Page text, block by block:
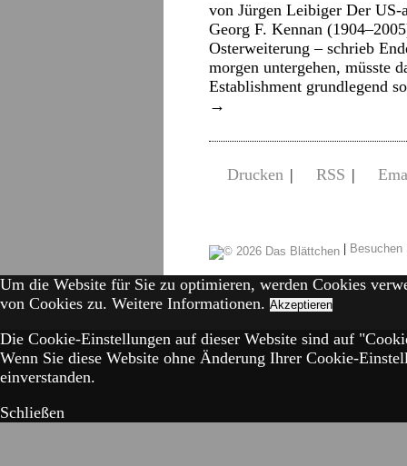
von Jürgen Leibiger Der
Georg F. Kennan
Osterweiterung – schrieb
morgen untergehen, müsste
Establishment grundlegend
→
Drucken | RSS |
|
Um die Website für Sie zu optimieren, werden Cookies
von Cookies zu. Weitere Informationen. Akzeptieren
Die Cookie-Einstellungen auf dieser Website sind auf
Wenn Sie diese Website ohne Änderung Ihrer Cookie-
einverstanden.
Schließen